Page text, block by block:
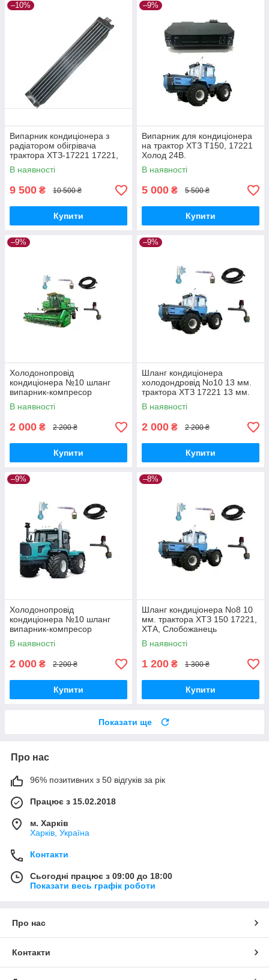
–10%
Випарник кондиціонера з
радіатором обігрівача
трактора ХТЗ-17221 17221,
17021 Радіатор на два
контури
В наявності
9 500 ₴ 10 500 ₴
Купити
–9%
Випарник для кондиціонера
на трактор ХТЗ Т150, 17221
Холод 24В.
В наявності
5 000 ₴ 5 500 ₴
Купити
–9%
Холодонопровід
кондиціонера №10 шланг
випарник-компресор
4130мм. на трактор Хтз 05-
090024-00
В наявності
2 000 ₴ 2 200 ₴
Купити
–9%
Шланг кондиціонера
холодондровід No10 13 мм.
трактора ХТЗ 17221 13 мм.
4400 мм.
В наявності
2 000 ₴ 2 200 ₴
Купити
–9%
Холодонопровід
кондиціонера №10 шланг
випарник-компресор
4130мм. на трактор Хтз 05-
090024-00
В наявності
2 000 ₴ 2 200 ₴
Купити
–8%
Шланг кондиціонера No8 10
мм. трактора ХТЗ 150 17221,
ХТА, Слобожанець
В наявності
1 200 ₴ 1 300 ₴
Купити
Показати ще
Про нас
96% позитивних з 50 відгуків за рік
Працює з 15.02.2018
м. Харків
Харків, Україна
Контакти
Сьогодні працює з 09:00 до 18:00
Показати весь графік роботи
Про нас
Контакти